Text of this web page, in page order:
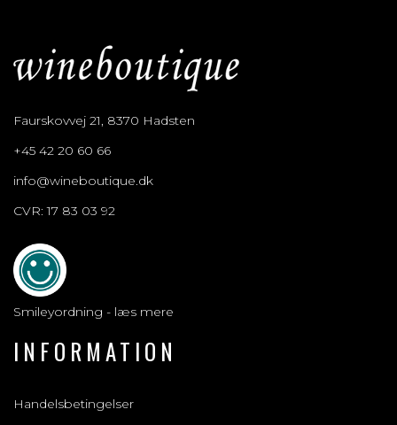
Faurskovvej 21, 8370 Hadsten
+45 42 20 60 66
info@wineboutique.dk
CVR: 17 83 03 92
Smileyordning - læs mere
INFORMATION
Handelsbetingelser